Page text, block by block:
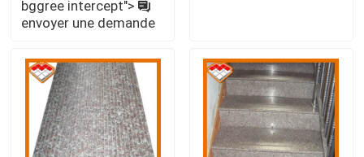
Produits
À propos de nous
Visite de l'usine
bggree intercept">
envoyer une demande